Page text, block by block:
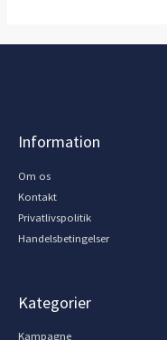
Information
Om os
Kontakt
Privatlivspolitik
Handelsbetingelser
Kategorier
Kampagne